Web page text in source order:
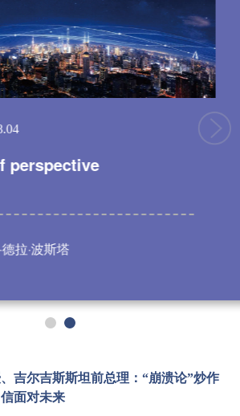
perspective
拉·波斯塔
吉尔吉斯斯坦前总理：“崩溃论”炒作
面对未来